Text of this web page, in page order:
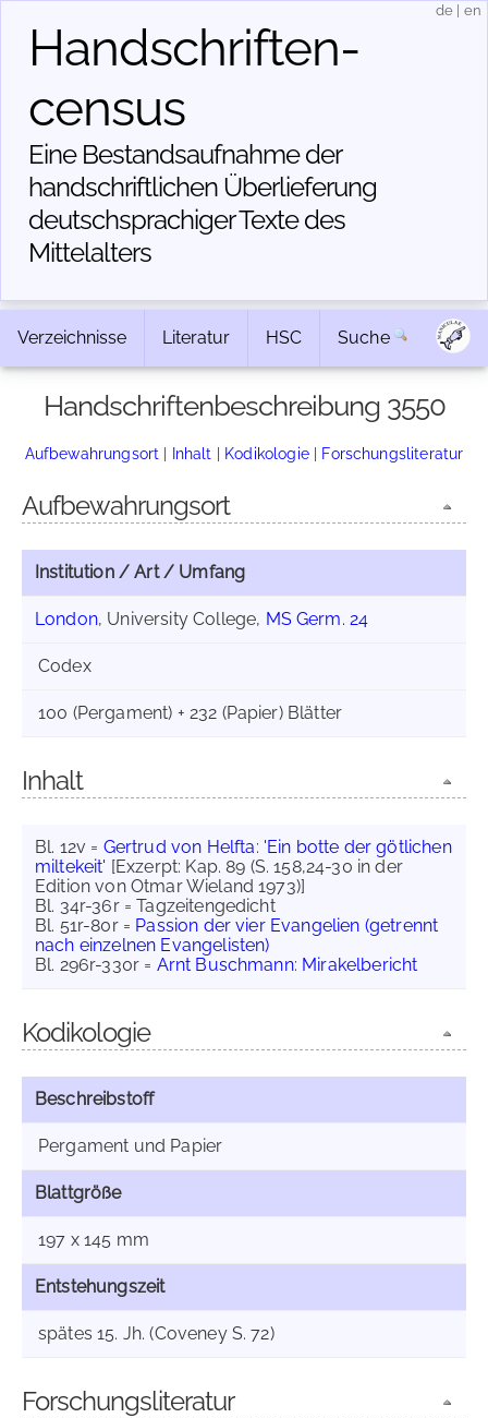
Handschriften­
census
Eine Bestandsaufnahme der
handschriftlichen Über­lieferung
deutschsprachiger Texte des
Mittelalters
de en
Verzeichnisse Literatur HSC Suche
Handschriftenbeschreibung 3550
Aufbewahrungsort | Inhalt | Kodikologie| Forschungsliteratur
Aufbewahrungsort
Institution / Art / Umfang
London, University College, MS Germ. 24
Codex
100 (Pergament) + 232 (Papier) Blätter
Inhalt
Bl. 12v = Gertrud von Helfta: 'Ein botte der götlichen
miltekeit' [Exzerpt: Kap. 89 (S. 158,24-30 in der
Edition von Otmar Wieland 1973)]
Bl. 34r-36r = Tagzeitengedicht
Bl. 51r-80r = Passion der vier Evangelien (getrennt
nach einzelnen Evangelisten)
Bl. 296r-330r = Arnt Buschmann: Mirakelbericht
Kodikologie
Beschreibstoff
Pergament und Papier
Blattgröße
197 x 145 mm
Entstehungszeit
spätes 15. Jh. (Coveney S. 72)
Forschungsliteratur